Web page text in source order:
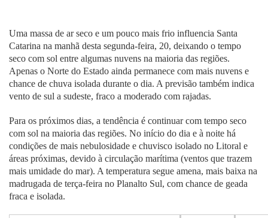
Classificados
Guia de Serviços
Cinema
Agenda Cultural
Uma massa de ar seco e um pouco mais frio influencia Santa
Catarina na manhã desta segunda-feira, 20, deixando o tempo
seco com sol entre algumas nuvens na maioria das regiões.
Apenas o Norte do Estado ainda permanece com mais nuvens e
chance de chuva isolada durante o dia. A previsão também indica
vento de sul a sudeste, fraco a moderado com rajadas.
Para os próximos dias, a tendência é continuar com tempo seco
com sol na maioria das regiões. No início do dia e à noite há
condições de mais nebulosidade e chuvisco isolado no Litoral e
áreas próximas, devido à circulação marítima (ventos que trazem
mais umidade do mar). A temperatura segue amena, mais baixa na
madrugada de terça-feira no Planalto Sul, com chance de geada
fraca e isolada.